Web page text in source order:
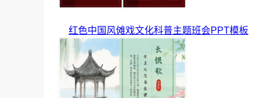
红色中国风傩戏文化科普主题班会PPT模板